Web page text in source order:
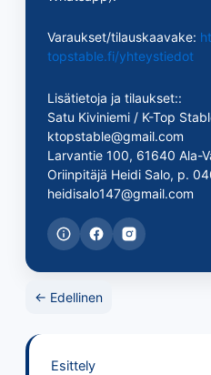
Esittely
Varaukset/tilauskaavake:
topstable.fi/yhteystiedot
Lisätietoja ja tilaukset::
Satu Kiviniemi / K-Top
ktopstable@gmail.com
Larvantie 100, 61640 Ala-
Oriinpitäjä Heidi Salo, p.
heidisalo147@gmail.com
← Edellinen